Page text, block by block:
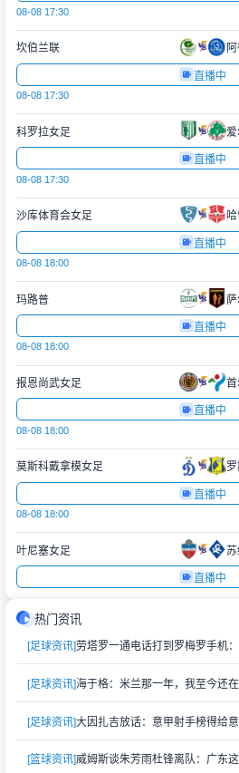
08-08 17:30
坎伯兰联
直播中
08-08 17:30
科罗拉女足
直播中
08-08 17:30
沙库体育会女足
直播中
08-08 18:00
玛路普
直播中
08-08 18:00
报恩尚武女足
直播中
08-08 18:00
莫斯科戴拿模女足
直播中
08-08 18:00
叶尼塞女足
直播中
热门资讯
[足球资讯]
[足球资讯]海于格：米兰那一年，我至今还
[足球资讯]
[篮球资讯]